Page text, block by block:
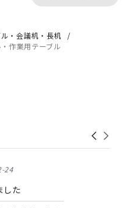
・会議机・長机
作業用テーブル
Carousel
arrows
24
した